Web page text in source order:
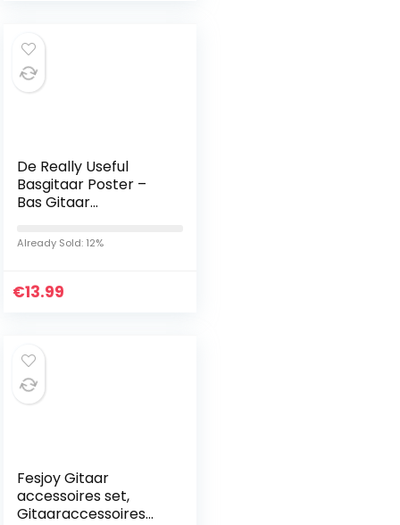
De Really Useful
Basgitaar Poster –
Bas Gitaar
Geïllustreerde
Akkoorden en
Already Sold: 12%
€13.99
Fesjoy Gitaar
accessoires set,
Gitaaraccessoires